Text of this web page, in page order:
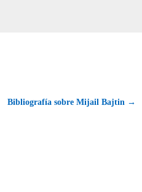
Bibliografía sobre Mijail Bajtin →